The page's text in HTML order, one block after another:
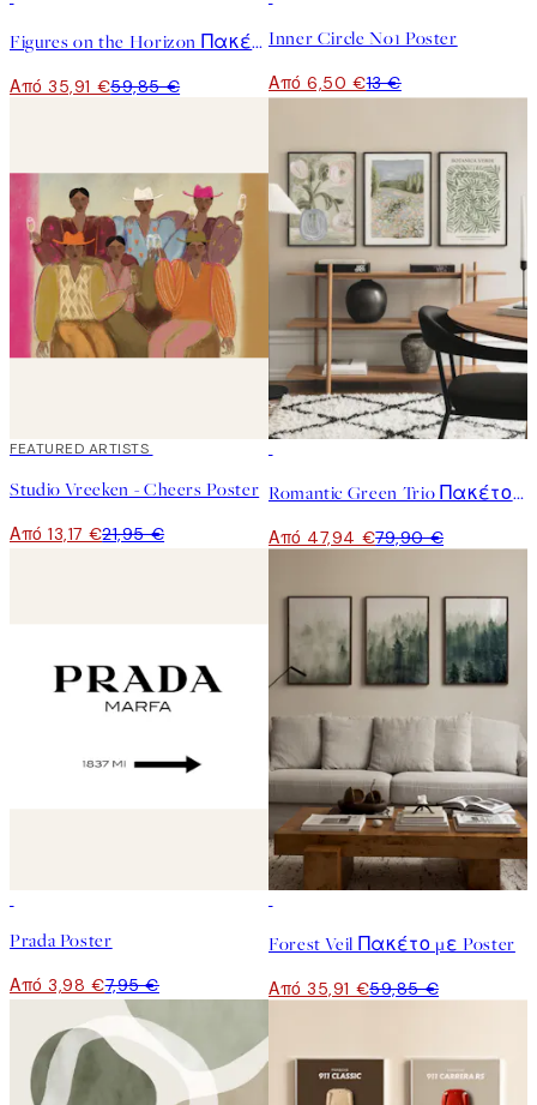
Figures on the Horizon Πακέτο με Poster
Από 35,91 €59,85 €
Inner Circle No1 Poster
Από 6,50 €13 €
40%*
FEATURED ARTISTS
Studio Vreeken - Cheers Poster
Από 13,17 €21,95 €
Romantic Green Trio Πακέτο με poster
Από 47,94 €79,90 €
Prada Poster
Από 3,98 €7,95 €
Forest Veil Πακέτο με Poster
Από 35,91 €59,85 €